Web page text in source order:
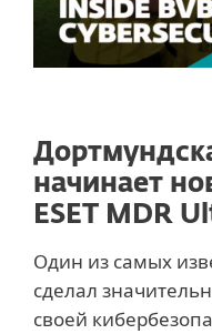
начинает
ESET MDR
Один из самых
сделал
своей